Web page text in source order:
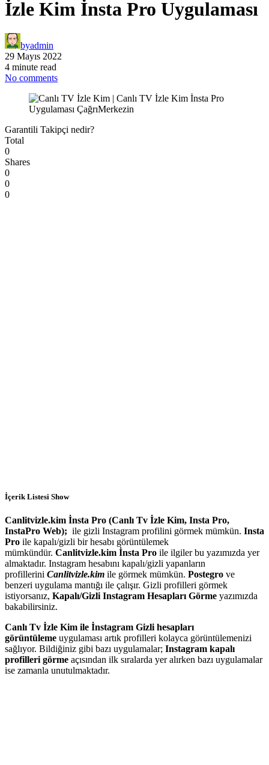
İzle Kim İnsta Pro Uygulaması
byadmin
29 Mayıs 2022
4 minute read
No comments
Garantili Takipçi nedir?
Total
0
Shares
0
0
0
İçerik Listesi Show
Canlitvizle.kim İnsta Pro (Canlı Tv İzle Kim, Insta Pro,
InstaPro Web); ile gizli Instagram profilini görmek mümkün. Insta
Pro ile kapalı/gizli bir hesabı görüntülemek
mümkündür. Canlitvizle.kim İnsta Pro ile ilgiler bu yazımızda yer
almaktadır. Instagram hesabını kapalı/gizli yapanların
profillerini Canlitvizle.kim ile görmek mümkün. Postegro ve
benzeri uygulama mantığı ile çalışır. Gizli profilleri görmek
istiyorsanız, Kapalı/Gizli Instagram Hesapları Görme yazımızda
bakabilirsiniz.
Canlı Tv İzle Kim ile İnstagram Gizli hesapları
görüntüleme uygulaması artık profilleri kolayca görüntülemenizi
sağlıyor. Bildiğiniz gibi bazı uygulamalar; Instagram kapalı
profilleri görme açısından ilk sıralarda yer alırken bazı uygulamalar
ise zamanla unutulmaktadır.